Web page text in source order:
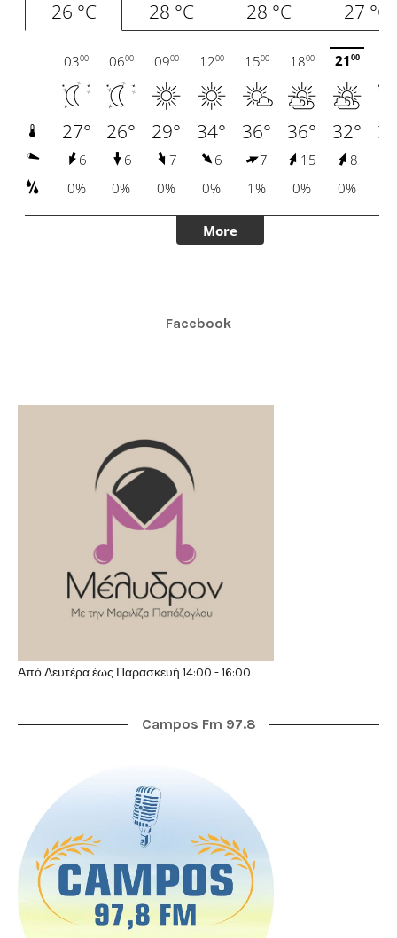
Facebook
Από Δευτέρα έως Παρασκευή 14:00 - 16:00
Campos Fm 97.8